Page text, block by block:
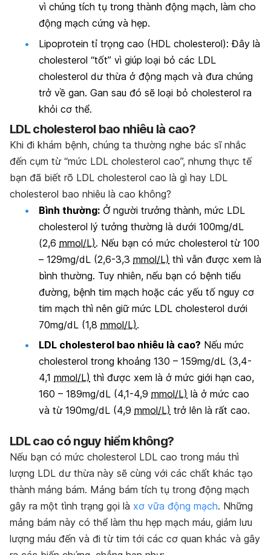
vì chúng tích tụ trong thành động mạch, làm cho
động mạch cứng và hẹp.
Lipoprotein tỉ trọng cao (HDL cholesterol):Đây là
cholesterol “tốt” vì giúp loại bỏ các LDL
cholesterol dư thừa ở động mạch và đưa chúng
trở về gan. Gan sau đó sẽ loại bỏ cholesterol ra
khỏi cơ thể.
LDL cholesterol bao nhiêu là cao?
Khi đi khám bệnh, chúng ta thường nghe bác sĩ nhắc
đến cụm từ “mức LDL cholesterol cao”, nhưng thực tế
bạn đã biết rõ LDL cholesterol cao là gì hay LDL
cholesterol bao nhiêu là cao không?
Bình thường: Ở người trưởng thành, mức LDL
cholesterol lý tưởng thường là dưới 100mg/dL
(2,6 mmol/L). Nếu bạn có mức cholesterol từ 100
– 129mg/dL (2,6-3,3 mmol/L) thì vẫn được xem là
bình thường. Tuy nhiên, nếu bạn có bệnh tiểu
đường, bệnh tim mạch hoặc các yếu tố nguy cơ
tim mạch thì nên giữ mức LDL cholesterol dưới
70mg/dL (1,8 mmol/L).
LDL cholesterol bao nhiêu là cao? Nếu mức
cholesterol trong khoảng 130 – 159mg/dL (3,4-
4,1 mmol/L) thì được xem là ở mức giới hạn cao,
160 – 189mg/dL (4,1-4,9 mmol/L) là ở mức cao
và từ 190mg/dL (4,9 mmol/L) trở lên là rất cao.
LDL cao có nguy hiểm không?
Nếu bạn có mức cholesterol LDL cao trong máu thì
lượng LDL dư thừa này sẽ cùng với các chất khác tạo
thành mảng bám. Mảng bám tích tụ trong động mạch
gây ra một tình trạng gọi là xơ vữa động mạch. Những
mảng bám này có thể làm thu hẹp mạch máu, giảm lưu
lượng máu đến và đi từ tim tới các cơ quan khác và gây